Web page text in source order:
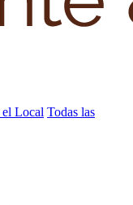
el Local Todas las